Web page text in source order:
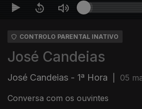
CONTROLO PARENTAL INATIVO
José Candeias
José Candeias - 1ª Hora 05
Conversa com os ouvintes